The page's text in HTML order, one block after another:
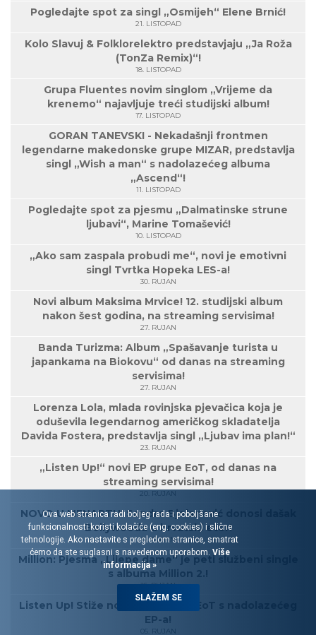
Pogledajte spot za singl „Osmijeh“ Elene Brnić!
21. LISTOPAD
Kolo Slavuj & Folklorelektro predstavjaju „Ja Roža
(TonZa Remix)“!
18. LISTOPAD
Grupa Fluentes novim singlom „Vrijeme da
krenemo“ najavljuje treći studijski album!
17. LISTOPAD
GORAN TANEVSKI - Nekadašnji frontmen
legendarne makedonske grupe MIZAR, predstavlja
singl „Wish a man“ s nadolazećeg albuma
„Ascend“!
11. LISTOPAD
Pogledajte spot za pjesmu „Dalmatinske strune
ljubavi“, Marine Tomašević!
10. LISTOPAD
„Ako sam zaspala probudi me“, novi je emotivni
singl Tvrtka Hopeka LES-a!
30. RUJAN
Novi album Maksima Mrvice! 12. studijski album
nakon šest godina, na streaming servisima!
27. RUJAN
Banda Turizma: Album „Spašavanje turista u
japankama na Biokovu“ od danas na streaming
servisima!
27. RUJAN
Lorenza Lola, mlada rovinjska pjevačica koja je
oduševila legendarnog američkog skladatelja
Davida Fostera, predstavlja singl „Ljubav ima plan!“
23. RUJAN
„Listen Up!“ novi EP grupe EoT, od danas na
streaming servisima!
20. RUJAN
NOVO U MENARTU! Sandro Bjelanović donosi dašak
Bollywooda u hrvatski eter!
17. RUJAN
Million: Pjesma „Lijepe dame“ je peti službeni single
s albuma Million 2.!
16. RUJAN
Listen Up! Stiže novi singl grupe EoT s nadolazećeg
EP-a!
05. RUJAN
Ova web stranica radi boljeg rada i poboljšane
funkcionalnosti koristi kolačiće (eng. cookies) i slične
tehnologije. Ako nastavite s pregledom stranice, smatrat
ćemo da ste suglasni s navedenom uporabom. Više
informacija »
SLAŽEM SE